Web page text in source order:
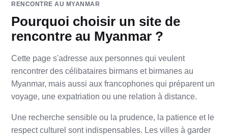
RENCONTRE AU MYANMAR
Pourquoi choisir un site de
rencontre au Myanmar ?
Cette page s'adresse aux personnes qui veulent
rencontrer des célibataires birmans et birmanes au
Myanmar, mais aussi aux francophones qui préparent un
voyage, une expatriation ou une relation à distance.
Une recherche sensible ou la prudence, la patience et le
respect culturel sont indispensables. Les villes à garder